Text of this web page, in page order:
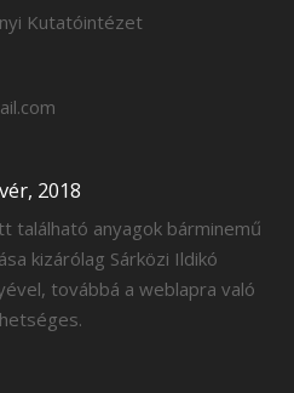
Kutatóintézet
2018
található anyagok bárminemű
kizárólag Sárközi Ildikó
továbbá a weblapra való